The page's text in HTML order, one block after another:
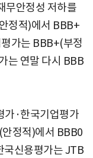
무안정성 저하를
정적)에서 BBB+
가는 BBB+(부정
는 연말 다시 BBB
가·한국기업평가
정적)에서 BBB0
국신용평가는 JTB